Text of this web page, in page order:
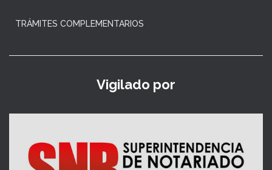
TRÁMITES COMPLEMENTARIOS
Vigilado por